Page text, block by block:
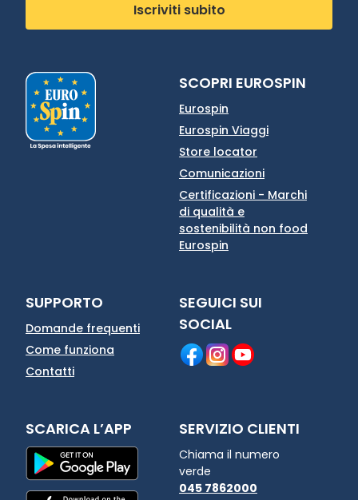
Iscriviti subito
SCOPRI EUROSPIN
Eurospin
Eurospin Viaggi
Store locator
Comunicazioni
Certificazioni - Marchi
di qualità e
sostenibilità non food
Eurospin
SUPPORTO
Domande frequenti
Come funziona
Contatti
SEGUICI SUI
SOCIAL
SCARICA L’APP SERVIZIO CLIENTI
Chiama il numero
verde
045 7862000